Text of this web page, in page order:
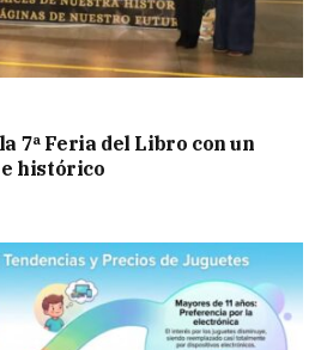
7ª Feria del Libro con un
histórico